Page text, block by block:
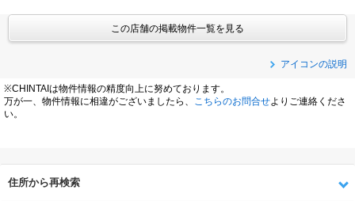
この店舗の掲載物件一覧を見る
アイコンの説明
※CHINTAIは物件情報の精度向上に努めております。
万が一、物件情報に相違がございましたら、
こちらのお問合せよりご連絡くださ
い。
住所から再検索